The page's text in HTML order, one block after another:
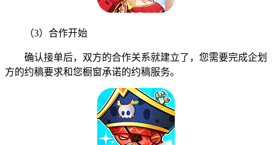
（3）合作开始
确认接单后，双方的合作关系就建立了，您需要完成企划
方的约稿要求和您橱窗承诺的约稿服务。